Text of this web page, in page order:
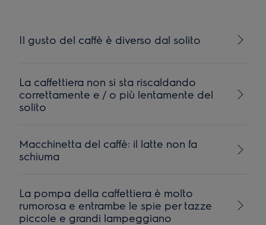
Il gusto del caffè è diverso dal solito
La caffettiera non si sta riscaldando
correttamente e / o più lentamente del
solito
Macchinetta del caffè: il latte non fa
schiuma
La pompa della caffettiera è molto
rumorosa e entrambe le spie per tazze
piccole e grandi lampeggiano